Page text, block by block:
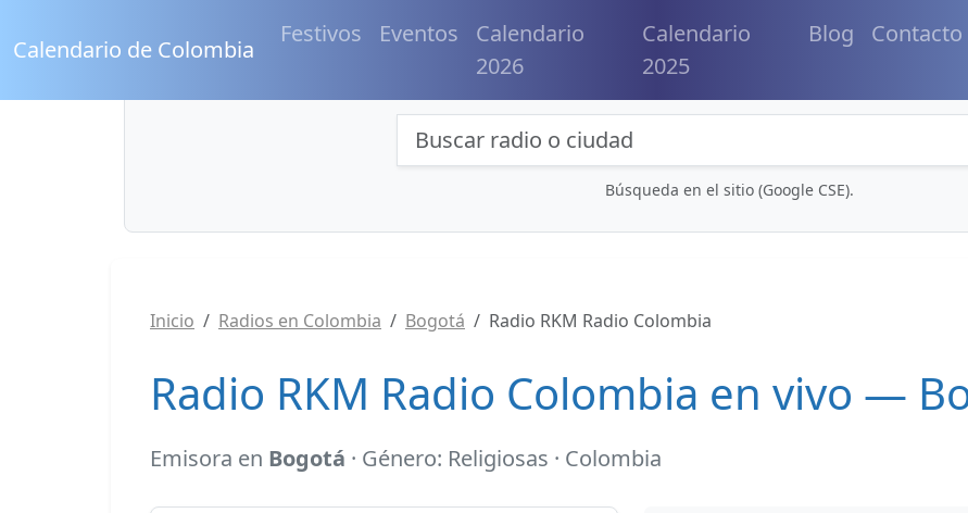
Calendario de Colombia
Festivos Eventos
Calendario
2026
Calendario
2025
Blog Contacto
Búsqueda de radios y contenidos
Búsqueda en el sitio (Google CSE).
Inicio Radios en Colombia Bogotá Radio RKM Radio Colombia
Radio RKM Radio Colombia en vivo —
Emisora en Bogotá · Género: Religiosas · Colombia